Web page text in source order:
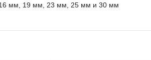
16 мм, 19 мм, 23 мм, 25 мм и 30 мм